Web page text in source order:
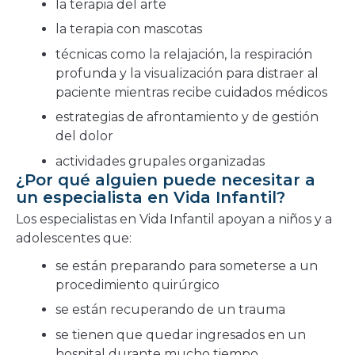
la terapia del arte
la terapia con mascotas
técnicas como la relajación, la respiración
profunda y la visualización para distraer al
paciente mientras recibe cuidados médicos
estrategias de afrontamiento y de gestión
del dolor
actividades grupales organizadas
¿Por qué alguien puede necesitar a
un especialista en Vida Infantil?
Los especialistas en Vida Infantil apoyan a niños y a
adolescentes que:
se están preparando para someterse a un
procedimiento quirúrgico
se están recuperando de un trauma
se tienen que quedar ingresados en un